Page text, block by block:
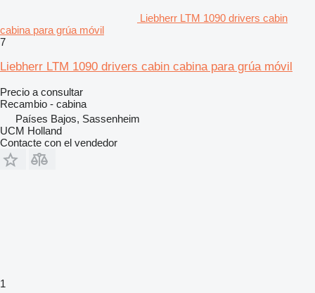
Liebherr LTM 1090 drivers cabin
cabina para grúa móvil
7
Liebherr LTM 1090 drivers cabin cabina para grúa móvil
Precio a consultar
Recambio - cabina
Países Bajos, Sassenheim
UCM Holland
Contacte con el vendedor
1